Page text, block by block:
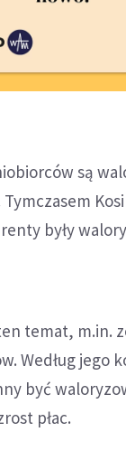
są
były
temat, m.in.
Według jego
być
płac.